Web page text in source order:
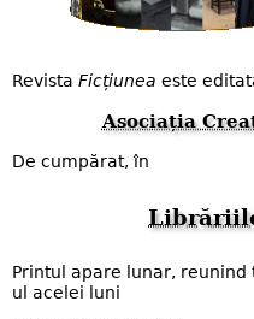
Revista Ficțiunea este
Asociația
De cumpărat, în
Printul apare lunar,
ul acelei luni